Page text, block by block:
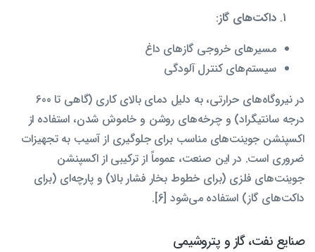
داکت‌های گاز:
مسیرهای خروجی گازهای داغ
سیستم‌های کنترل آلودگی
در نیروگاه‌های حرارتی، به دلیل دمای بالای کاری (گاهی تا 600
درجه سانتیگراد) و چرخه‌های روشن و خاموش شدن، استفاده از
اکسپنشن جوینت‌های مناسب برای جلوگیری از آسیب به تجهیزات
ضروری است. در این صنعت، عموماً از ترکیبی از اکسپنشن
جوینت‌های فلزی (برای خطوط بخار فشار بالا) و پارچه‌ای (برای
داکت‌های گاز) استفاده می‌شود [6].
صنایع نفت، گاز و پتروشیمی